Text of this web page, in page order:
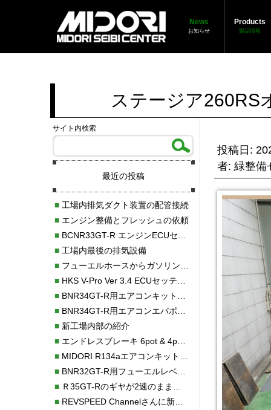
News
お知らせ
Products
製品情報
ステージア260RS
投稿日:
者: 緑整備
サイト内検索
最近の投稿
■工場内排気ダクト装置の配管接続
■エンジン整備とフレッシュの依頼
■BCNR33GT-R エンジンECUセッティング調整
■工場内最後の排気設備
■フューエルホースからガソリン漏れ
■HKS V-Pro Ver 3.4 ECUセッティング
■BNR34GT-R用エアコンキット新発売！！
■BNR34GT-R用エアコンエバポレーターを新発売！！
■新工場内部の紹介
■エンドレスブレーキ 6pot & 4potオーバーホール
■MIDORI R134aエアコンキットタイプⅡ取り付け
■BNR32GT-R用フューエルレベルセンサー新発売！！
■Ｒ35GT-Rのギヤが2速のまま変速しない！！
■REVSPEED Channelさんに新社屋を紹介していただきました!!